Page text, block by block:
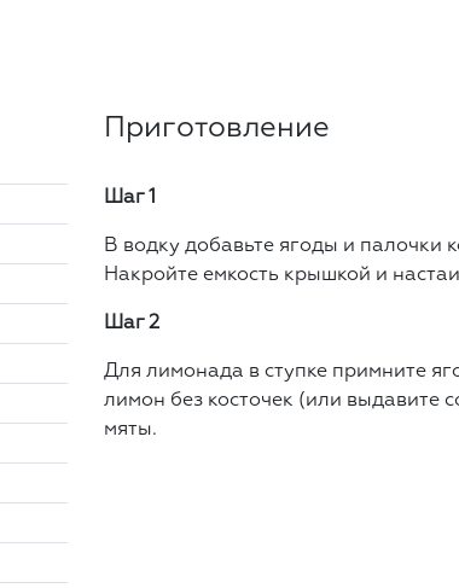
Приготовление
Шаг 1
В водку добавьте ягоды и палочки
Накройте емкость крышкой и
Шаг 2
Для лимонада в ступке примните
лимон без косточек (или выдавите
мяты.